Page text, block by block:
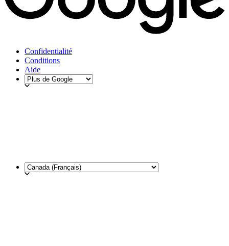
Confidentialité
Conditions
Aide